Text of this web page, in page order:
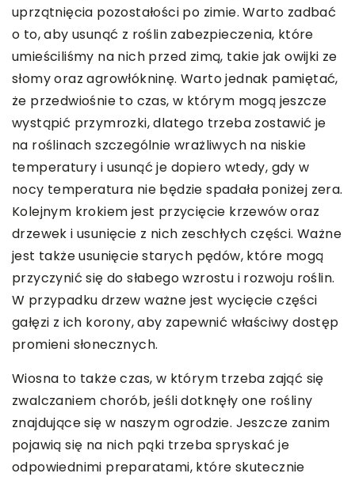
uprzątnięcia pozostałości po zimie. Warto zadbać
o to, aby usunąć z roślin zabezpieczenia, które
umieściliśmy na nich przed zimą, takie jak owijki ze
słomy oraz agrowłókninę. Warto jednak pamiętać,
że przedwiośnie to czas, w którym mogą jeszcze
wystąpić przymrozki, dlatego trzeba zostawić je
na roślinach szczególnie wrażliwych na niskie
temperatury i usunąć je dopiero wtedy, gdy w
nocy temperatura nie będzie spadała poniżej zera.
Kolejnym krokiem jest przycięcie krzewów oraz
drzewek i usunięcie z nich zeschłych części. Ważne
jest także usunięcie starych pędów, które mogą
przyczynić się do słabego wzrostu i rozwoju roślin.
W przypadku drzew ważne jest wycięcie części
gałęzi z ich korony, aby zapewnić właściwy dostęp
promieni słonecznych.
Wiosna to także czas, w którym trzeba zająć się
zwalczaniem chorób, jeśli dotknęły one rośliny
znajdujące się w naszym ogrodzie. Jeszcze zanim
pojawią się na nich pąki trzeba spryskać je
odpowiednimi preparatami, które skutecznie